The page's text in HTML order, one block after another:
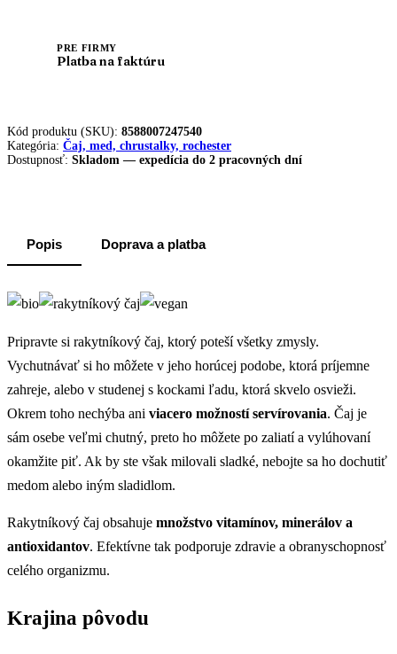
PRE FIRMY
Platba na faktúru
Kód produktu (SKU): 8588007247540
Kategória: Čaj, med, chrustalky, rochester
Dostupnosť: Skladom — expedícia do 2 pracovných dní
Popis Doprava a platba
Pripravte si rakytníkový čaj, ktorý poteší všetky zmysly.
Vychutnávať si ho môžete v jeho horúcej podobe, ktorá príjemne
zahreje, alebo v studenej s kockami ľadu, ktorá skvelo osvieži.
Okrem toho nechýba ani viacero možností servírovania. Čaj je
sám osebe veľmi chutný, preto ho môžete po zaliatí a vylúhovaní
okamžite piť. Ak by ste však milovali sladké, nebojte sa ho dochutiť
medom alebo iným sladidlom.
Rakytníkový čaj obsahuje množstvo vitamínov, minerálov a
antioxidantov. Efektívne tak podporuje zdravie a obranyschopnosť
celého organizmu.
Krajina pôvodu